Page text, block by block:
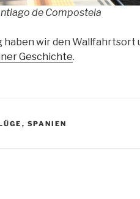
de Compostela
haben wir den Wallfahrtsort
Geschichte.
, SPANIEN